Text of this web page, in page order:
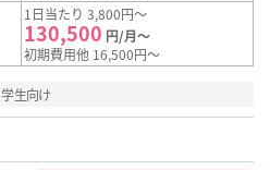
1日当たり 3,800円～
130,500 円/月～
初期費用他 16,500円～
学生向け